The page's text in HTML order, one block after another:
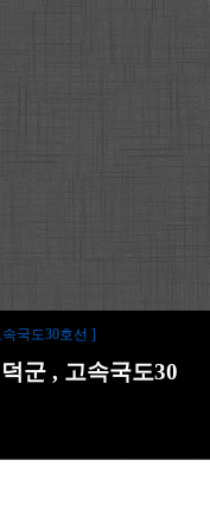
국도30호선 ]
군 , 고속국도30